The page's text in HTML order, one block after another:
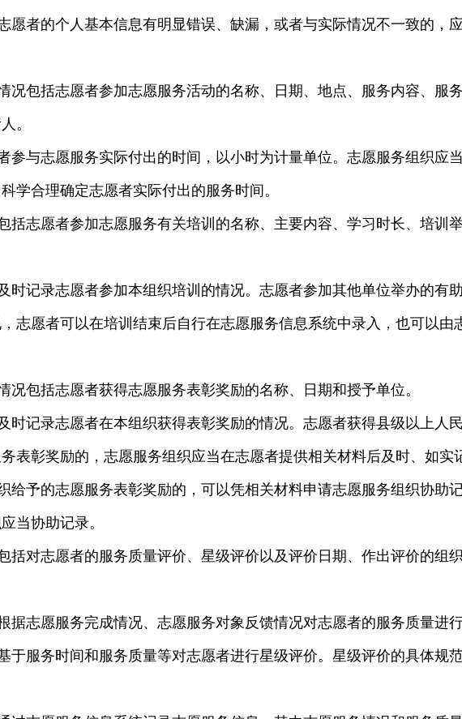
愿者的个人基本信息有明显错误、缺漏，或者与实际情况不一致的，
况包括志愿者参加志愿服务活动的名称、日期、地点、服务内容、服
。
参与志愿服务实际付出的时间，以小时为计量单位。志愿服务组织应
学合理确定志愿者实际付出的服务时间。
括志愿者参加志愿服务有关培训的名称、主要内容、学习时长、培训
时记录志愿者参加本组织培训的情况。志愿者参加其他单位举办的有
志愿者可以在培训结束后自行在志愿服务信息系统中录入，也可以由
况包括志愿者获得志愿服务表彰奖励的名称、日期和授予单位。
时记录志愿者在本组织获得表彰奖励的情况。志愿者获得县级以上人
表彰奖励的，志愿服务组织应当在志愿者提供相关材料后及时、如实
给予的志愿服务表彰奖励的，可以凭相关材料申请志愿服务组织协助
当协助记录。
括对志愿者的服务质量评价、星级评价以及评价日期、作出评价的组
据志愿服务完成情况、志愿服务对象反馈情况对志愿者的服务质量进行
于服务时间和服务质量等对志愿者进行星级评价。星级评价的具体规